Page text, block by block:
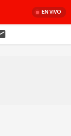
EN VIVO